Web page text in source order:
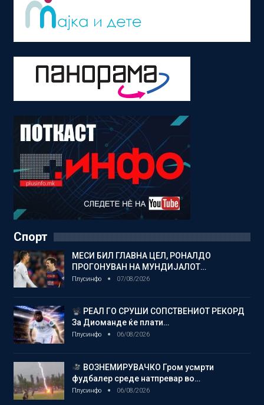
Спорт
МЕСИ БИЛ ГЛАВНА ЦЕЛ, РОНАЛДО
ПРОГОНУВАН НА МУНДИЈАЛОТ…
Плусинфо 07/08/2026
РЕАЛ ГО СРУШИ СОПСТВЕНИОТ РЕКОРД
За Диоманде ќе плати…
Плусинфо 06/08/2026
ВОЗНЕМИРУВАЧКО Гром усмрти
фудбалер среде натпревар во…
Плусинфо 06/08/2026